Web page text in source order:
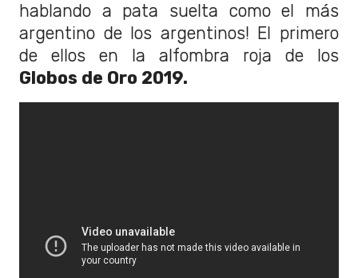
hablando a pata suelta como el más
argentino de los argentinos! El primero
de ellos en la alfombra roja de los
Globos de Oro 2019.